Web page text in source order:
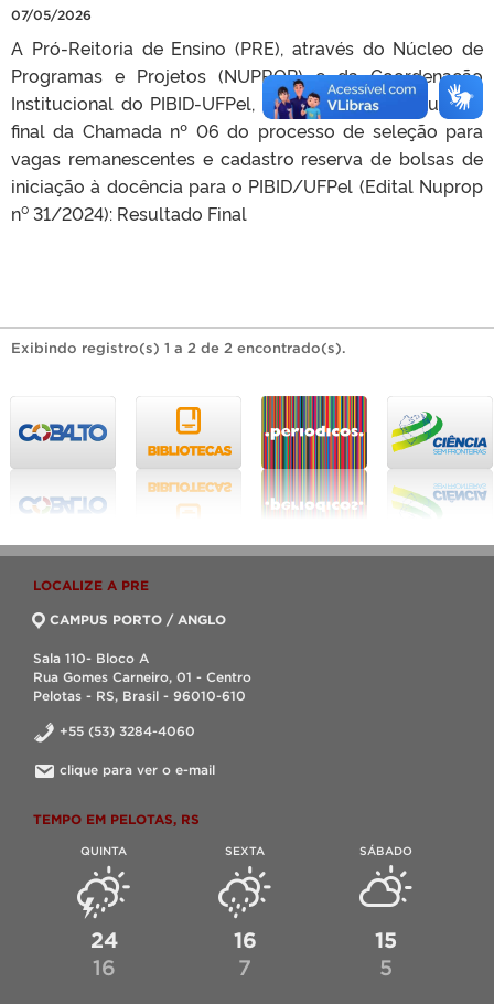
07/05/2026
A Pró-Reitoria de Ensino (PRE), através do Núcleo de
Programas e Projetos (NUPROP) e da Coordenação
Institucional do PIBID-UFPel, torna público o resultado
final da Chamada nº 06 do processo de seleção para
vagas remanescentes e cadastro reserva de bolsas de
iniciação à docência para o PIBID/UFPel (Edital Nuprop
n⁰ 31/2024): Resultado Final
Exibindo registro(s) 1 a 2 de 2 encontrado(s).
LOCALIZE A PRE
CAMPUS PORTO / ANGLO
Sala 110- Bloco A
Rua Gomes Carneiro, 01 - Centro
Pelotas - RS, Brasil - 96010-610
+55 (53) 3284-4060
clique para ver o e-mail
TEMPO EM PELOTAS, RS
QUINTA
24
16
SEXTA
16
7
SÁBADO
15
5